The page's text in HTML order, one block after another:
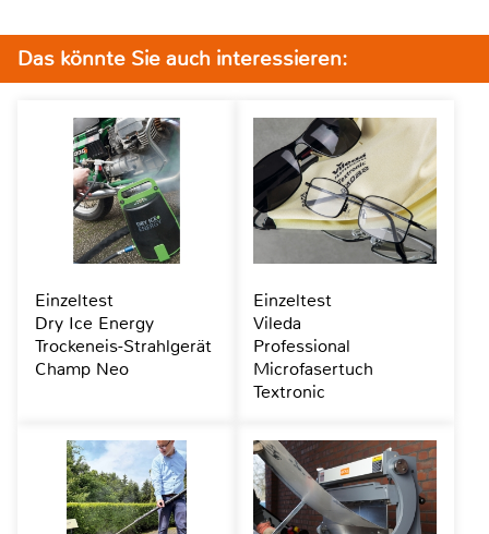
Das könnte Sie auch interessieren:
Einzeltest
Dry Ice Energy
Trockeneis-Strahlgerät
Champ Neo
Einzeltest
Vileda
Professional
Microfasertuch
Textronic